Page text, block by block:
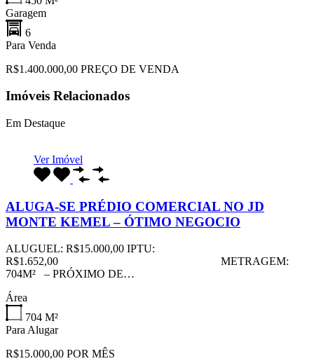
Garagem
6
Para Venda
R$1.400.000,00 PREÇO DE VENDA
Imóveis Relacionados
Em Destaque
Ver Imóvel
ALUGA-SE PRÉDIO COMERCIAL NO JD
MONTE KEMEL – ÓTIMO NEGOCIO
ALUGUEL: R$15.000,00 IPTU:
R$1.652,00 METRAGEM:
704M² – PRÓXIMO DE…
Área
704 M²
Para Alugar
R$15.000,00 POR MÊS